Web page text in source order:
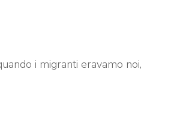
i migranti eravamo noi,